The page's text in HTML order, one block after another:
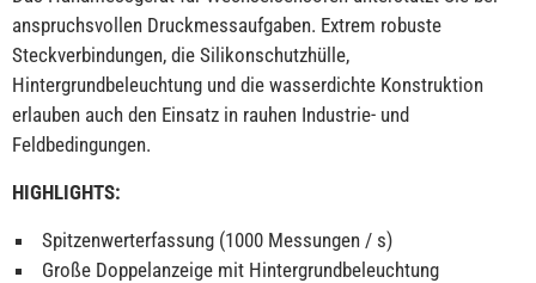
anspruchsvollen Druckmessaufgaben. Extrem robuste
Steckverbindungen, die Silikonschutzhülle,
Hintergrundbeleuchtung und die wasserdichte Konstruktion
erlauben auch den Einsatz in rauhen Industrie- und
Feldbedingungen.
HIGHLIGHTS:
Spitzenwerterfassung (1000 Messungen / s)
Große Doppelanzeige mit Hintergrundbeleuchtung